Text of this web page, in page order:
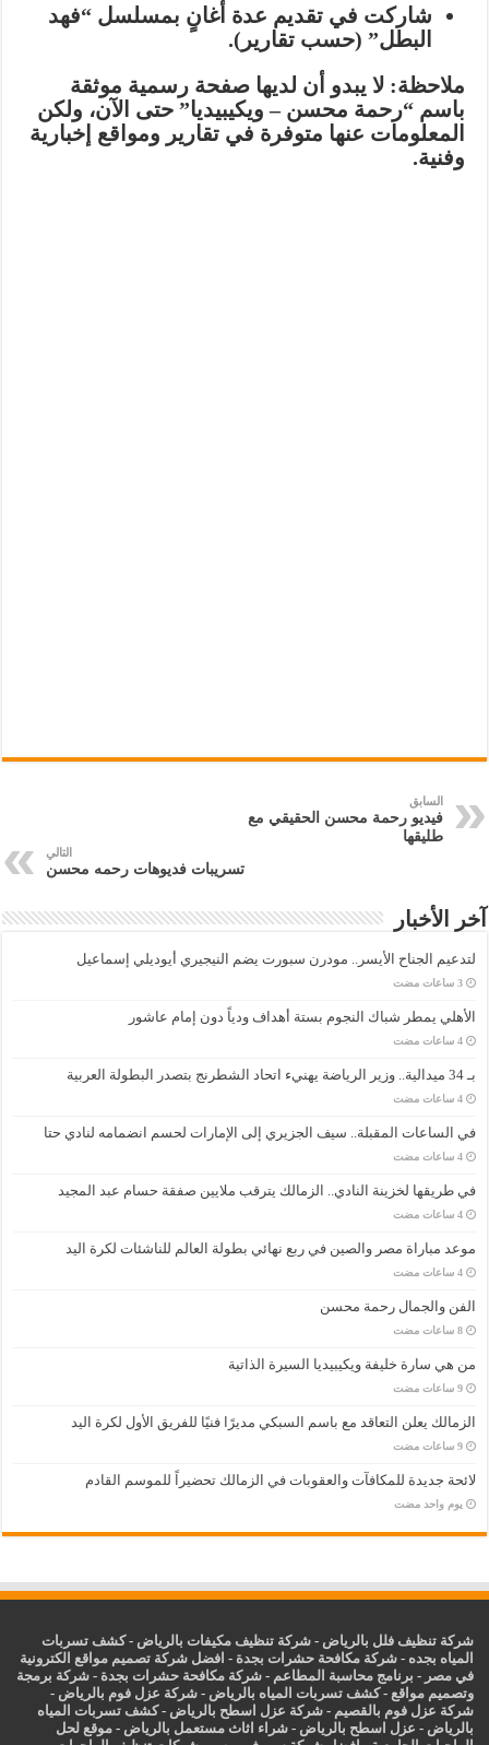
شاركت في تقديم عدة أغانٍ بمسلسل“فهد
البطل” (حسب تقارير).
ملاحظة: لا يبدو أن لديها صفحة رسمية موثقة
باسم “رحمة محسن – ويكيبيديا” حتى الآن، ولكن
المعلومات عنها متوفرة في تقارير ومواقع إخبارية
وفنية.
السابق
فيديو رحمة محسن الحقيقي مع
طليقها
التالي
تسريبات فديوهات رحمه محسن
آخر الأخبار
لتدعيم الجناح الأيسر.. مودرن سبورت يضم النيجيري أيوديلي إسماعيل
‏3 ساعات مضت
الأهلي يمطر شباك النجوم بستة أهداف ودياً دون إمام عاشور
‏4 ساعات مضت
بـ 34 ميدالية.. وزير الرياضة يهنيء اتحاد الشطرنج بتصدر البطولة العربية
‏4 ساعات مضت
في الساعات المقبلة.. سيف الجزيري إلى الإمارات لحسم انضمامه لنادي حتا
‏4 ساعات مضت
في طريقها لخزينة النادي.. الزمالك يترقب ملايين صفقة حسام عبد المجيد
‏4 ساعات مضت
موعد مباراة مصر والصين في ربع نهائي بطولة العالم للناشئات لكرة اليد
‏4 ساعات مضت
الفن والجمال رحمة محسن
‏8 ساعات مضت
من هي سارة خليفة ويكيبيديا السيرة الذاتية
‏9 ساعات مضت
الزمالك يعلن التعاقد مع باسم السبكي مديرًا فنيًا للفريق الأول لكرة اليد
‏9 ساعات مضت
لائحة جديدة للمكافآت والعقوبات في الزمالك تحضيراً للموسم القادم
‏يوم واحد مضت
شركة تنظيف فلل بالرياض -شركة تنظيف مكيفات بالرياض -كشف تسربات
المياه بجده -شركة مكافحة حشرات بجدة - افضل شركة تصميم مواقع الكترونية
في مصر - برنامج محاسبة المطاعم -شركة مكافحة حشرات بجدة -شركة برمجة
وتصميم مواقع -كشف تسربات المياه بالرياض -شركة عزل فوم بالرياض -
شركة عزل فوم بالقصيم -شركة عزل اسطح بالرياض -كشف تسربات المياه
بالرياض - عزل اسطح بالرياض -شراء اثاث مستعمل بالرياض - موقع لحل